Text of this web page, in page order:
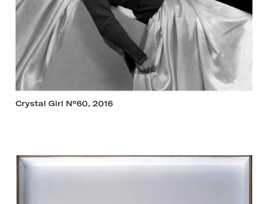
Crystal Girl Nº60, 2016